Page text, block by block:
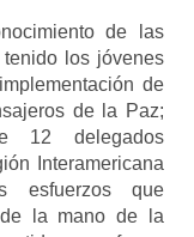
de las
los jóvenes
de
de la Paz;
12 delegados
Interamericana
esfuerzos que
la mano de la